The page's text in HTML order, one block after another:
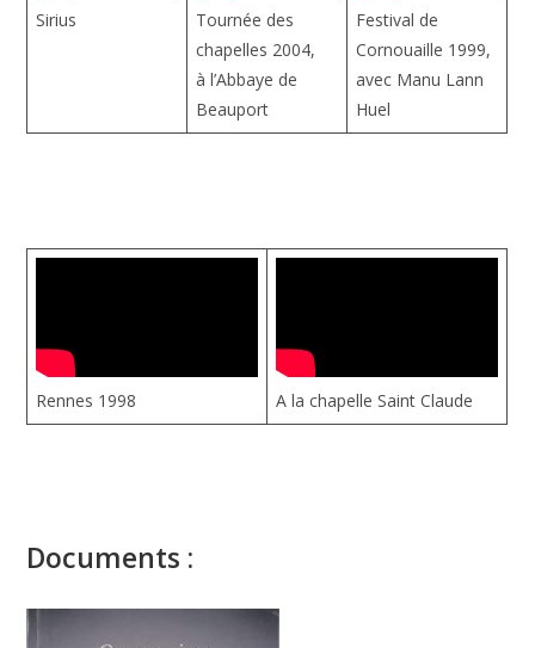
Sirius
Tournée des
chapelles 2004,
à l’Abbaye de
Beauport
Festival de
Cornouaille 1999,
avec Manu Lann
Huel
Rennes 1998 A la chapelle Saint Claude
Documents :